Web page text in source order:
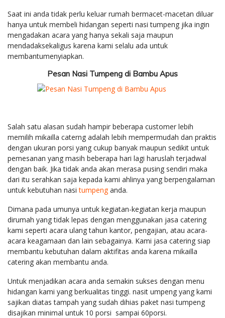
Saat ini anda tidak perlu keluar rumah bermacet-macetan diluar
hanya untuk membeli hidangan seperti nasi tumpeng jika ingin
mengadakan acara yang hanya sekali saja maupun
mendadaksekaligus karena kami selalu ada untuk
membantumenyiapkan.
Pesan Nasi Tumpeng di Bambu Apus
Salah satu alasan sudah hampir beberapa customer lebih
memilih mikailla caterng adalah lebih mempermudah dan praktis
dengan ukuran porsi yang cukup banyak maupun sedikit untuk
pemesanan yang masih beberapa hari lagi haruslah terjadwal
dengan baik. Jika tidak anda akan merasa pusing sendiri maka
dari itu serahkan saja kepada kami ahlinya yang berpengalaman
untuk kebutuhan nasitumpenganda.
Dimana pada umunya untuk kegiatan-kegiatan kerja maupun
dirumah yang tidak lepas dengan menggunakan jasa catering
kami seperti acara ulang tahun kantor, pengajian, atau acara-
acara keagamaan dan lain sebagainya. Kami jasa catering siap
membantu kebutuhan dalam aktifitas anda karena mikailla
catering akan membantu anda.
Untuk menjadikan acara anda semakin sukses dengan menu
hidangan kami yang berkualitas tinggi. nasit umpeng yang kami
sajikan diatas tampah yang sudah dihias paket nasi tumpeng
disajikan minimal untuk 10 porsi sampai 60porsi.